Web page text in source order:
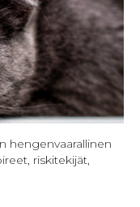
hengenvaarallinen
riskitekijät,